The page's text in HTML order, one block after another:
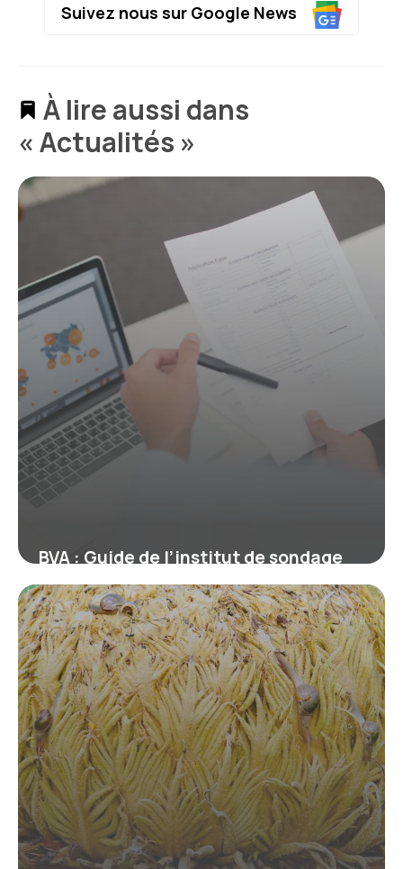
Suivez nous sur Google News
À lire aussi dans
« Actualités »
BVA : Guide de l’institut de sondage
français
10 juillet 2026